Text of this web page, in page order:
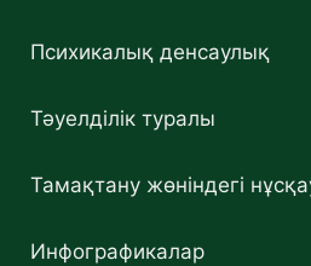
Психикалық денсаулық
Тәуелділік туралы
Тамақтану жөніндегі
Инфографикалар